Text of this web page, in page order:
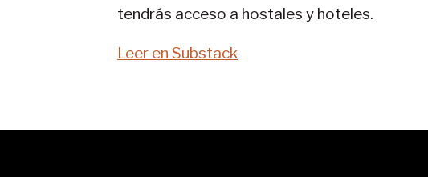
tendrás acceso a hostales y hoteles.
Leer en Substack